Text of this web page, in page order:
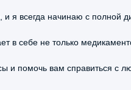
я всегда начинаю с полной
в себе не только
и помочь вам справиться с